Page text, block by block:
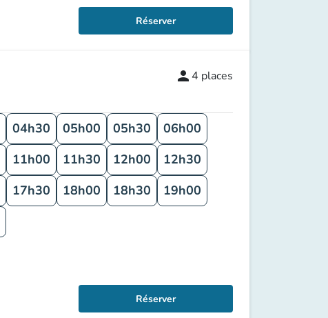
Réserver
person 4 places
04h30 05h00 05h30
06h00
11h00 11h30 12h00
12h30
17h30 18h00 18h30
19h00
Réserver